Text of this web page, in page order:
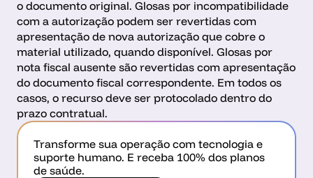
o documento original. Glosas por incompatibilidade
com a autorização podem ser revertidas com
apresentação de nova autorização que cobre o
material utilizado, quando disponível. Glosas por
nota fiscal ausente são revertidas com apresentação
do documento fiscal correspondente. Em todos os
casos, o recurso deve ser protocolado dentro do
prazo contratual.
Transforme sua operação com tecnologia e
suporte humano. E receba 100% dos planos
de saúde.